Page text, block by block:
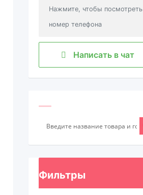
Нажмите, чтобы посмотреть
номер телефона
Написать в чат
Фильтры